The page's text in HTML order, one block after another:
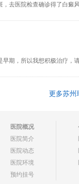
去医院检查确诊得了白
期，所以我想积极治疗，
更多苏州
医院概况
医院简介
医院动态
医院环境
预约挂号